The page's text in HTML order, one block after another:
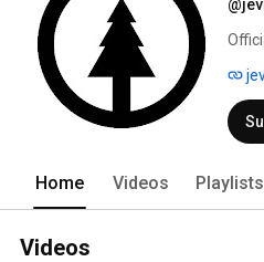
Home Videos Playlists
Videos